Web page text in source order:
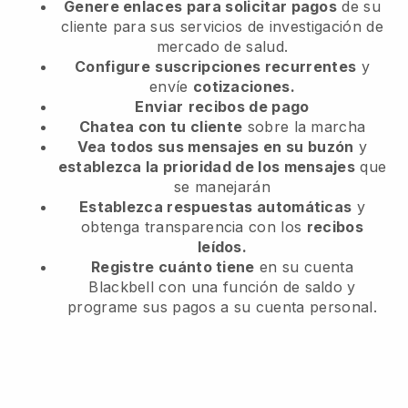
Genere enlaces para solicitar pagos de su
cliente para sus servicios de investigación de
mercado de salud.
Configure suscripciones recurrentes y
envíe cotizaciones.
Enviar recibos de pago
Chatea con tu cliente sobre la marcha
Vea todos sus mensajes en su buzón y
establezca la prioridad de los mensajes que
se manejarán
Establezca respuestas automáticas y
obtenga transparencia con los recibos
leídos.
Registre cuánto tiene en su cuenta
Blackbell con una función de saldo y
programe sus pagos a su cuenta personal.